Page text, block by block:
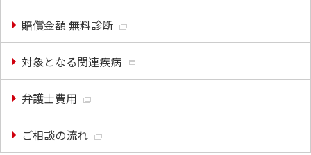
賠償金額 無料診断
対象となる関連疾病
弁護士費用
ご相談の流れ